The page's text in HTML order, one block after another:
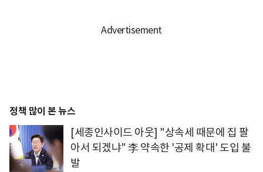
정책 많이 본 뉴스
[세종인사이드 아웃] "상속세 때문에 집 팔
아서 되겠냐" 李 약속한 '공제 확대' 도입 불
발